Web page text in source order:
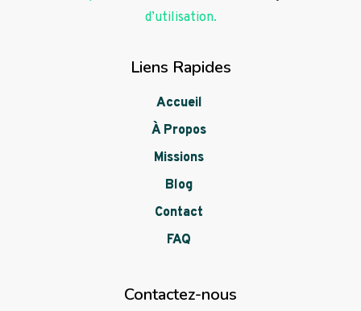
d’utilisation.
Liens Rapides
Accueil
À Propos
Missions
Blog
Contact
FAQ
Contactez-nous